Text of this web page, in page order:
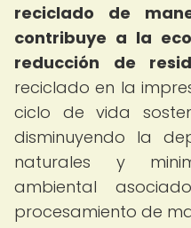
reciclado de
contribuye a la
reducción de
reciclado en la
ciclo de vida
disminuyendo la
naturales y
ambiental
procesamiento de